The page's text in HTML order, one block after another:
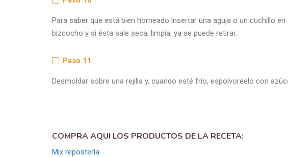
Para saber que está bien horneado.Insertar una aguja o un cuchillo en
bizcocho y si ésta sale seca, limpia, ya se puede retirar.
Paso 11
Desmoldar sobre una rejilla y, cuando esté frío, espolvoréelo con
COMPRA AQUI LOS PRODUCTOS DE LA RECETA:
Mix repostería